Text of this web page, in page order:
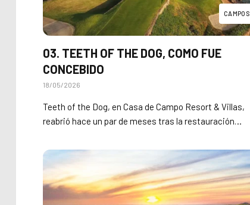
CAMPOS
03. TEETH OF THE DOG, COMO FUE
CONCEBIDO
18/05/2026
Teeth of the Dog, en Casa de Campo Resort & Villas,
reabrió hace un par de meses tras la restauración…